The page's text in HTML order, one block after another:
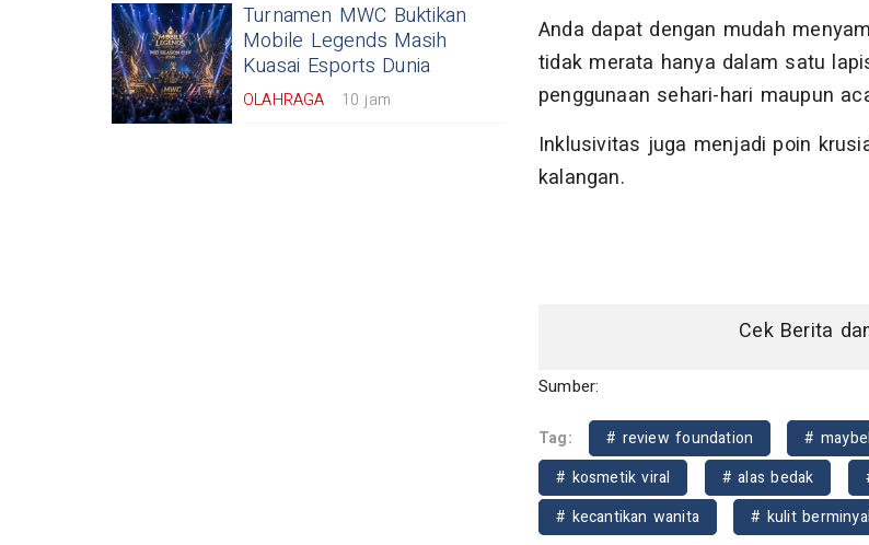
Turnamen MWC Buktikan
Mobile Legends Masih
Kuasai Esports Dunia
OLAHRAGA 10 jam
Anda dapat dengan mudah
tidak merata hanya dalam satu
penggunaan sehari-hari maupun
Inklusivitas juga menjadi poin
kalangan.
Cek Berita
Sumber:
Tag: # review foundation #
# kosmetik viral
# alas bedak
# kecantikan wanita
# kulit